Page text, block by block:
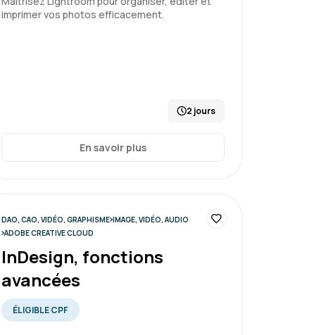
imprimer vos photos efficacement.
2 jours
En savoir plus
DAO, CAO, VIDÉO, GRAPHISME IMAGE, VIDÉO, AUDIO
ADOBE CREATIVE CLOUD
InDesign, fonctions
avancées
ÉLIGIBLE CPF